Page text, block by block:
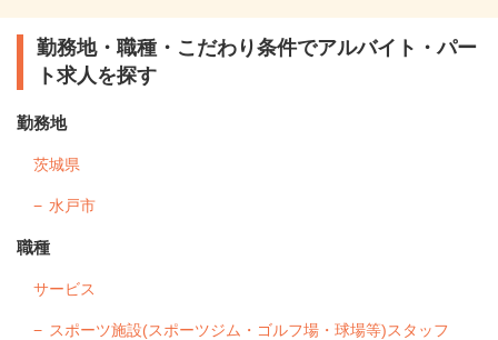
勤務地・職種・こだわり条件でアルバイト・パー
ト求人を探す
勤務地
茨城県
水戸市
職種
サービス
スポーツ施設(スポーツジム・ゴルフ場・球場等)スタッフ